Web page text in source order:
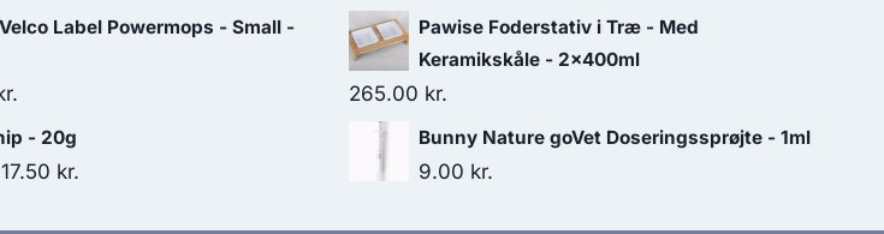
67.50 kr..
aktuelle
72.50 kr..
Label Powermops - Small -
aktuelle
pris
- 20g
Den
17.50 kr.
Pawise Foderstativ i Træ - Med
Keramikskåle - 2x400ml
265.00 kr.
Bunny Nature goVet Doseringssprøjte - 1ml
9.00 kr.